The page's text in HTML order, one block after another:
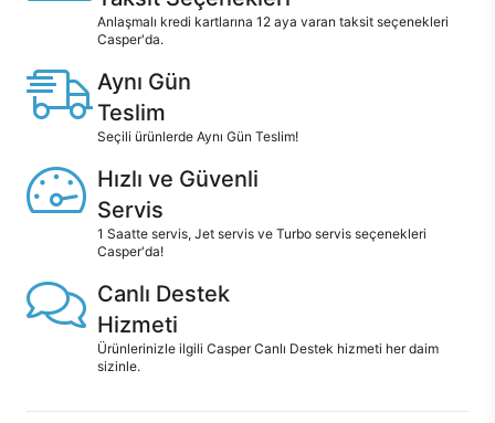
Anlaşmalı kredi kartlarına 12 aya varan taksit seçenekleri
Casper'da.
Aynı Gün
Teslim
Seçili ürünlerde Aynı Gün Teslim!
Hızlı ve Güvenli
Servis
1 Saatte servis, Jet servis ve Turbo servis seçenekleri
Casper'da!
Canlı Destek
Hizmeti
Ürünlerinizle ilgili Casper Canlı Destek hizmeti her daim
sizinle.